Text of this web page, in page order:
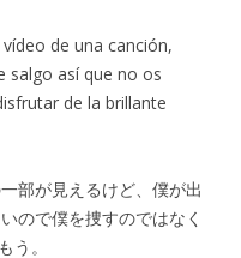
de una canción,
salgo así que no os
de la brillante
部が見えるけど、僕が出
ので僕を捜すのではなく
う。